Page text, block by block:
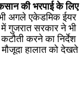
की भरपाई के लिए
अगले एकेडमिक ईयर
गुजरात सरकार ने भी
करने का निर्देश
मौजूदा हालात को देखते